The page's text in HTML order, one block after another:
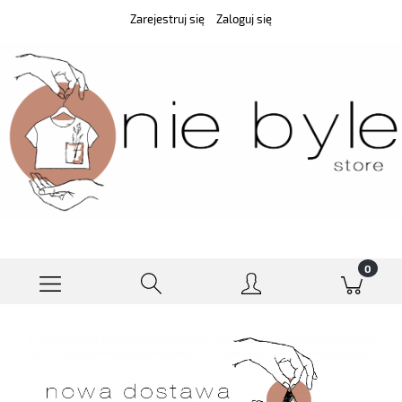
Zarejestruj się Zaloguj się